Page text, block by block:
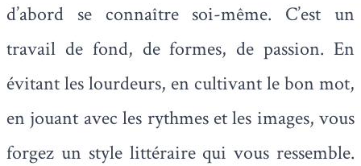
d’abord se connaître soi-même. C’est un
travail de fond, de formes, de passion. En
évitant les lourdeurs, en cultivant le bon mot,
en jouant avec les rythmes et les images, vous
forgez un style littéraire qui vous ressemble.